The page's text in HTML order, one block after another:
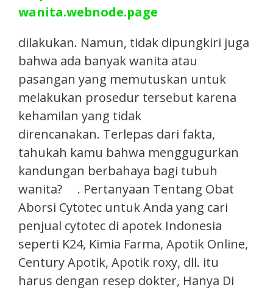
wanita.webnode.page
dilakukan. Namun, tidak dipungkiri juga
bahwa ada banyak wanita atau
pasangan yang memutuskan untuk
melakukan prosedur tersebut karena
kehamilan yang tidak
direncanakan. Terlepas dari fakta,
tahukah kamu bahwa menggugurkan
kandungan berbahaya bagi tubuh
wanita? . Pertanyaan Tentang Obat
Aborsi Cytotec untuk Anda yang cari
penjual cytotec di apotek Indonesia
seperti K24, Kimia Farma, Apotik Online,
Century Apotik, Apotik roxy, dll. itu
harus dengan resep dokter, Hanya Di